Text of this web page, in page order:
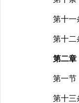
第十一条
第十二条
第二章
第一节
第十三条